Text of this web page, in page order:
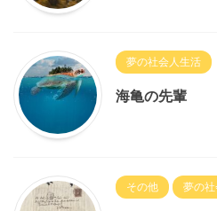
夢の社会人生活
海亀の先輩
その他 夢の